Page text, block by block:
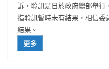
訴，聆訊是日於政府總部舉
指聆訊暫時未有結果，相信
結果。
更多